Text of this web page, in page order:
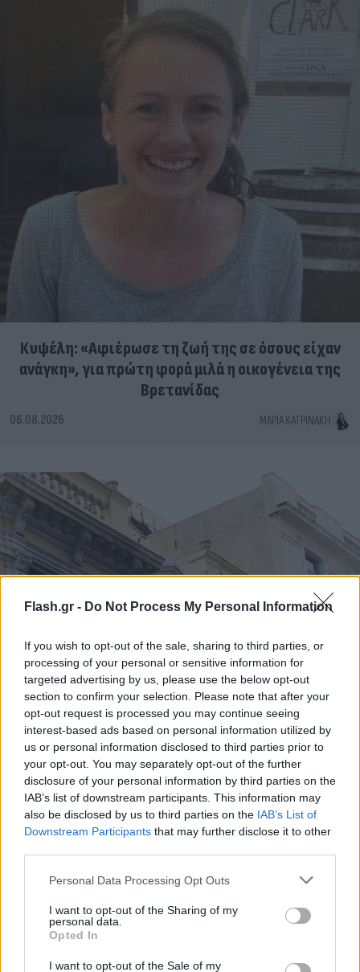
Flash.gr - Do Not Process My Personal Information
If you wish to opt-out of the sale, sharing to third parties, or
processing of your personal or sensitive information for
targeted advertising by us, please use the below opt-out
section to confirm your selection. Please note that after your
opt-out request is processed you may continue seeing
interest-based ads based on personal information utilized by
us or personal information disclosed to third parties prior to
your opt-out. You may separately opt-out of the further
disclosure of your personal information by third parties on the
IAB’s list of downstream participants. This information may
also be disclosed by us to third parties on the IAB’s List of
Downstream Participants that may further disclose it to other
Please note that this website/app uses one or more Google
not limited to your visit or usage behaviour. You may click to
grant or deny consent to Google and its third-party tags to
use your data for below specified purposes in below Google
consent section.
Personal Data Processing Opt Outs
I want to opt-out of the Sharing of my
personal data.
Opted In
I want to opt-out of the Sale of my
Κυψέλη: «Αφιέρωσε τη ζωή της σε όσους είχαν
ανάγκη», για πρώτη φορά μιλά η οικογένεια της
Βρετανίδας
06.08.2026 ΜΑΡΊΑ ΚΑΤΡΙΝΆΚΗ
Πωλήτρια σε βρετανικό αεροδρόμιο η 46χρονη
που κατηγορείται για την υπόθεση της Marfin